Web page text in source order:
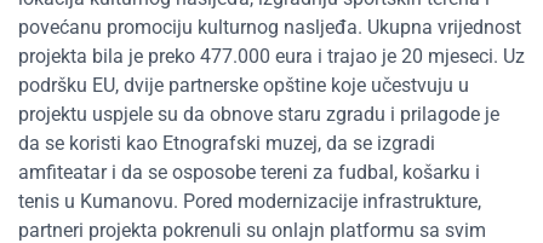
povećanu promociju kulturnog nasljeđa. Ukupna vrijednost
projekta bila je preko 477.000 eura i trajao je 20 mjeseci. Uz
podršku EU, dvije partnerske opštine koje učestvuju u
projektu uspjele su da obnove staru zgradu i prilagode je
da se koristi kao Etnografski muzej, da se izgradi
amfiteatar i da se osposobe tereni za fudbal, košarku i
tenis u Kumanovu. Pored modernizacije infrastrukture,
partneri projekta pokrenuli su onlajn platformu sa svim